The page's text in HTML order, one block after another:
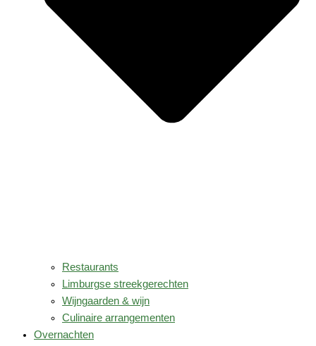
Restaurants
Limburgse streekgerechten
Wijngaarden & wijn
Culinaire arrangementen
Overnachten